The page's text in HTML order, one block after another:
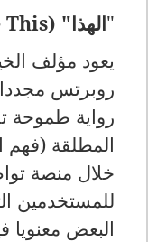
"الهذا" This)
يعود مؤلف
روبرتس مجددا
رواية طموحة
المطلقة
خلال منصة
للمستخدمين
البعض معنويا